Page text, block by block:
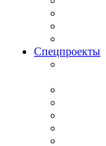
Спецпроекты